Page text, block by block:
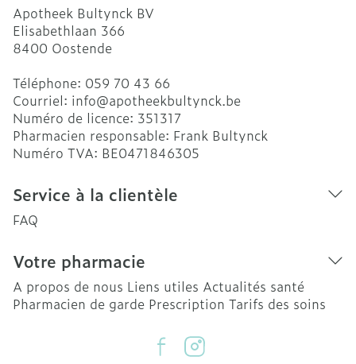
Apotheek Bultynck BV
Elisabethlaan 366
8400 Oostende
Téléphone: 059 70 43 66
Courriel: info@apotheekbultynck.be
Numéro de licence: 351317
Pharmacien responsable: Frank Bultynck
Numéro TVA: BE0471846305
Service à la clientèle
FAQ
Votre pharmacie
A propos de nous Liens utiles Actualités santé
Pharmacien de garde Prescription Tarifs des soins